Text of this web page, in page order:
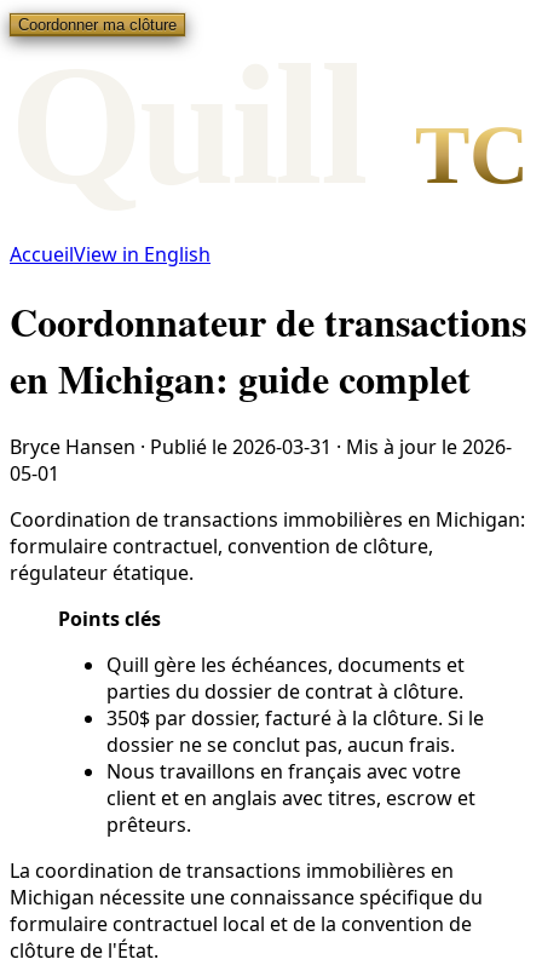
Coordonner ma clôture
TC
AccueilView in English
Coordonnateur de transactions
en Michigan: guide complet
Bryce Hansen · Publié le2026-03-31 · Mis à jour le2026-
05-01
Coordination de transactions immobilières en Michigan:
formulaire contractuel, convention de clôture,
régulateur étatique.
Points clés
Quill gère les échéances, documents et
parties du dossier de contrat à clôture.
350$ par dossier, facturé à la clôture. Si le
dossier ne se conclut pas, aucun frais.
Nous travaillons en français avec votre
client et en anglais avec titres, escrow et
prêteurs.
La coordination de transactions immobilières en
Michigan nécessite une connaissance spécifique du
formulaire contractuel local et de la convention de
clôture de l'État.